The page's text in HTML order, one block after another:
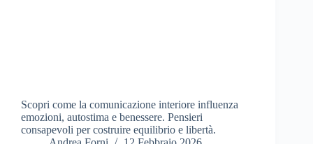
Scopri come la comunicazione interiore influenza
emozioni, autostima e benessere. Pensieri
consapevoli per costruire equilibrio e libertà.